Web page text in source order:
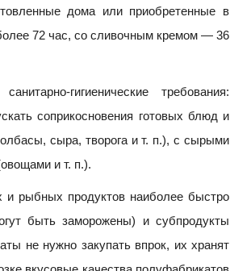
дома или приобретенные в
72 час, со сливочным кремом — 36
гигиенические требования:
соприкосновения готовых блюд и
сыра, творога и т. п.), с сырыми
и т. п.).
и рыбных продуктов наиболее быстро
быть заморожены) и субпродукты
не нужно закупать впрок, их хранят